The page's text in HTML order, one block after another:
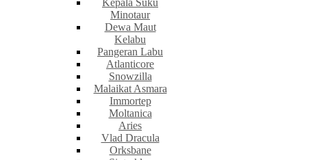
Kepala Suku
Minotaur
Dewa Maut
Kelabu
Pangeran Labu
Atlanticore
Snowzilla
Malaikat Asmara
Immortep
Moltanica
Aries
Vlad Dracula
Orksbane